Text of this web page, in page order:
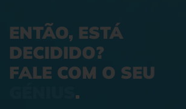
ENTÃO, ESTÁ
DECIDIDO?
FALE COM O SEU
.